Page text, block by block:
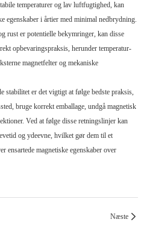
temperaturer og lav luftfugtighed, kan
egenskaber i årtier med minimal nedbrydning.
rust er potentielle bekymringer, kan disse
opbevaringspraksis, herunder temperatur-
magnetfelter og mekaniske
stabilitet er det vigtigt at følge bedste praksis,
bruge korrekt emballage, undgå magnetisk
Ved at følge disse retningslinjer kan
og ydeevne, hvilket gør dem til et
magnetiske egenskaber over
Næste